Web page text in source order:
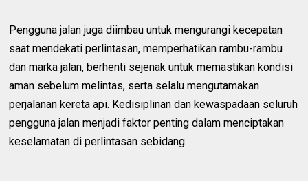
Pengguna jalan juga diimbau untuk mengurangi kecepatan
saat mendekati perlintasan, memperhatikan rambu-rambu
dan marka jalan, berhenti sejenak untuk memastikan kondisi
aman sebelum melintas, serta selalu mengutamakan
perjalanan kereta api. Kedisiplinan dan kewaspadaan seluruh
pengguna jalan menjadi faktor penting dalam menciptakan
keselamatan di perlintasan sebidang.